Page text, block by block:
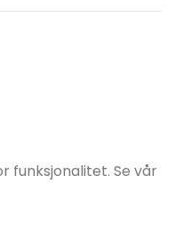
funksjonalitet. Se vår